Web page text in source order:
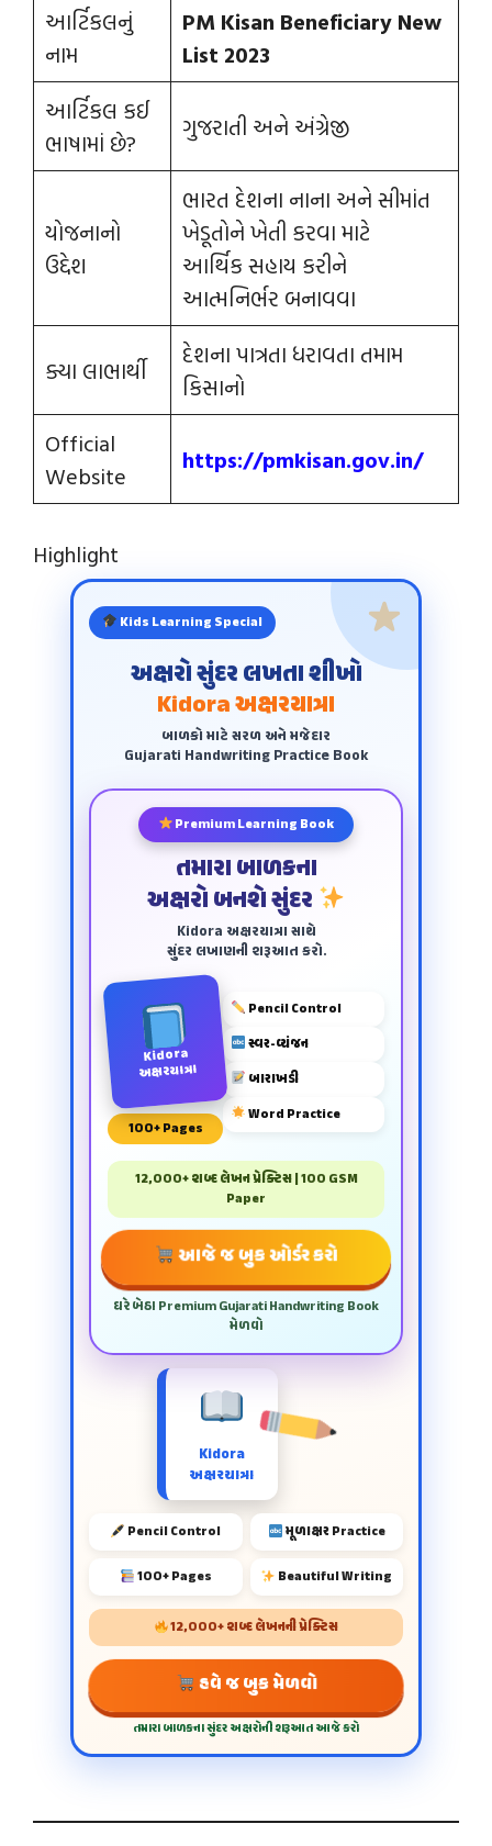
આર્ટિકલનું
નામ
PM Kisan Beneficiary New
List 2023
આર્ટિકલ કઈ
ભાષામાં છે?
ગુજરાતી અને અંગ્રેજી
યોજનાનો
ઉદ્દેશ
ભારત દેશના નાના અને સીમાંત
ખેડૂતોને ખેતી કરવા માટે
આર્થિક સહાય કરીને
આત્મનિર્ભર બનાવવા
ક્યા લાભાર્થી
દેશના પાત્રતા ધરાવતા તમામ
કિસાનો
Official
Website
https://pmkisan.gov.in/
Highlight
Kids Learning Special
અક્ષરો સુંદર લખતા શીખો
Kidora અક્ષરયાત્રા
બાળકો માટે સરળ અને મજેદાર
Gujarati Handwriting Practice Book
Premium Learning Book
તમારા બાળકના
અક્ષરો બનશે સુંદર
Kidora અક્ષરયાત્રા સાથે
સુંદર લખાણની શરૂઆત કરો.
Kidora
અક્ષરયાત્રા
100+ Pages
Pencil Control
સ્વર-વ્યંજન
બારાખડી
Word Practice
12,000+ શબ્દ લેખન પ્રેક્ટિસ | 100 GSM
Paper
આજે જ બુક ઓર્ડર કરો
ઘરે બેઠા Premium Gujarati Handwriting Book
મેળવો
Kidora
અક્ષરયાત્રા
Pencil Control મૂળાક્ષર Practice
100+ Pages Beautiful Writing
12,000+ શબ્દ લેખનની પ્રેક્ટિસ
હવે જ બુક મેળવો
તમારા બાળકના સુંદર અક્ષરોની શરૂઆત આજે કરો